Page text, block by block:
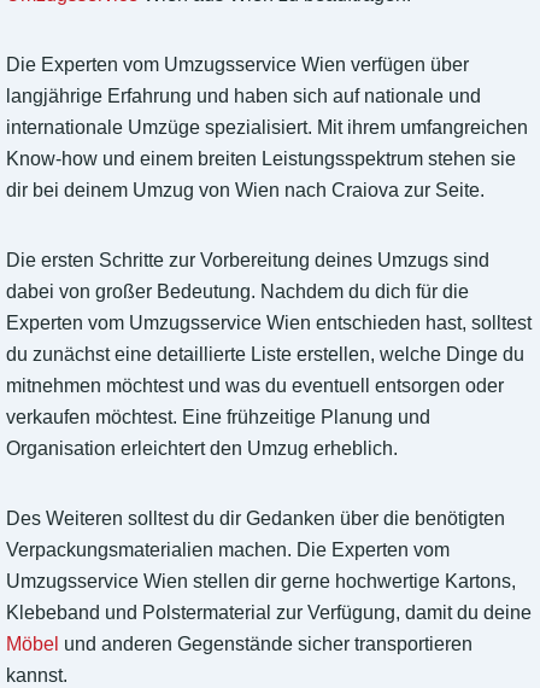
Die Experten vom Umzugsservice Wien verfügen über
langjährige Erfahrung und haben sich auf nationale und
internationale Umzüge spezialisiert. Mit ihrem umfangreichen
Know-how und einem breiten Leistungsspektrum stehen sie
dir bei deinem Umzug von Wien nach Craiova zur Seite.
Die ersten Schritte zur Vorbereitung deines Umzugs sind
dabei von großer Bedeutung. Nachdem du dich für die
Experten vom Umzugsservice Wien entschieden hast, solltest
du zunächst eine detaillierte Liste erstellen, welche Dinge du
mitnehmen möchtest und was du eventuell entsorgen oder
verkaufen möchtest. Eine frühzeitige Planung und
Organisation erleichtert den Umzug erheblich.
Des Weiteren solltest du dir Gedanken über die benötigten
Verpackungsmaterialien machen. Die Experten vom
Umzugsservice Wien stellen dir gerne hochwertige Kartons,
Klebeband und Polstermaterial zur Verfügung, damit du deine
Möbel und anderen Gegenstände sicher transportieren
kannst.